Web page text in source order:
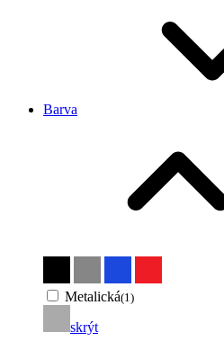
Barva
Metalická(1)
skrýt